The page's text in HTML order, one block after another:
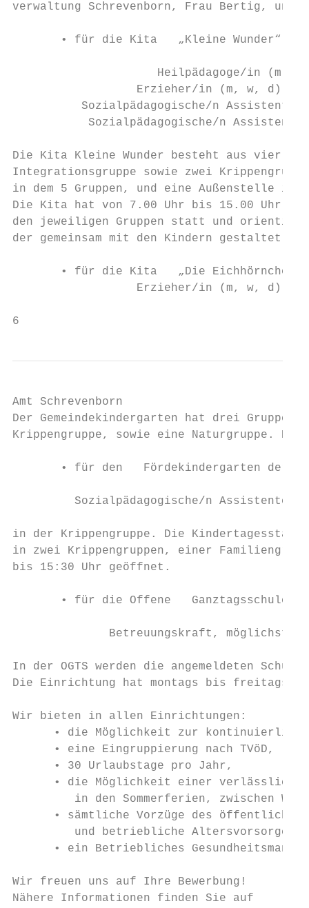
verwaltung Schrevenborn, Frau Bertig,
• für die Kita   „Kleine Wunder“
Heilpädagoge/in (m,
Erzieher/in (m, w, d),
Sozialpädagogische/n
Sozialpädagogische/n
Die Kita Kleine Wunder besteht aus vier
Integrationsgruppe sowie zwei
in dem 5 Gruppen, und eine Außenstelle
Die Kita hat von 7.00 Uhr bis 15.00 Uhr
den jeweiligen Gruppen statt und
der gemeinsam mit den Kindern gestaltet
• für die Kita   „Die
Erzieher/in (m, w, d),
6
Amt Schrevenborn
Der Gemeindekindergarten hat drei
Krippengruppe, sowie eine Naturgruppe.
• für den   Fördekindergarten der
Sozialpädagogische/n
in der Krippengruppe. Die
in zwei Krippengruppen, einer
bis 15:30 Uhr geöffnet.
• für die Offene   Ganztagsschule
Betreuungskraft, möglichst
In der OGTS werden die angemeldeten
Die Einrichtung hat montags bis freitags
Wir bieten in allen Einrichtungen:
• die Möglichkeit zur
      • eine Eingruppierung nach TVöD,
      • 30 Urlaubstage pro Jahr,
• die Möglichkeit einer
in den Sommerferien, zwischen
• sämtliche Vorzüge des
und betriebliche Altersvorsorge
• ein Betriebliches
Wir freuen uns auf Ihre Bewerbung!
Nähere Informationen finden Sie auf